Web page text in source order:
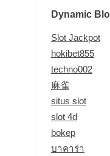
Dynamic
Slot Jackpot
hokibet855
techno002
麻雀
situs slot
slot 4d
bokep
บาคาร่า